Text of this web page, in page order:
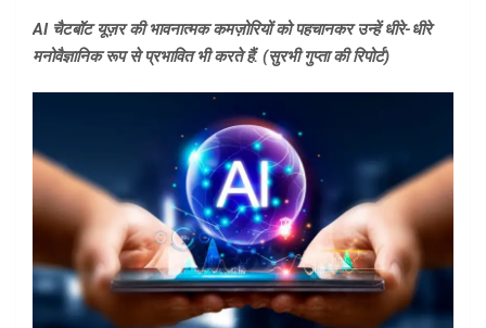
AI चैटबॉट यूज़र की भावनात्मक कमज़ोरियों को पहचानकर उन्हें धीरे-धीरे
मनोवैज्ञानिक रूप से प्रभावित भी करते हैं. (सुरभी गुप्ता की रिपोर्ट)